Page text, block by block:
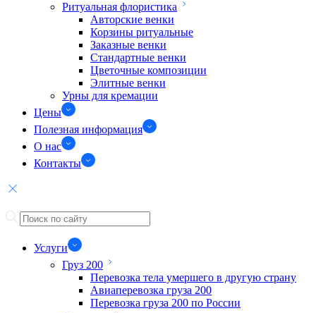
Ритуальная флористика
Авторские венки
Корзины ритуальные
Заказные венки
Стандартные венки
Цветочные композиции
Элитные венки
Урны для кремации
Цены
Полезная информация
О нас
Контакты
Услуги
Груз 200
Перевозка тела умершего в другую страну
Авиаперевозка груза 200
Перевозка груза 200 по России